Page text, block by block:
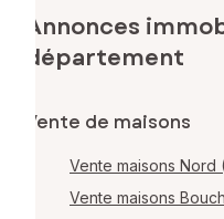
Annonces
département
Vente de maisons
Vente maisons Nord
Vente maisons